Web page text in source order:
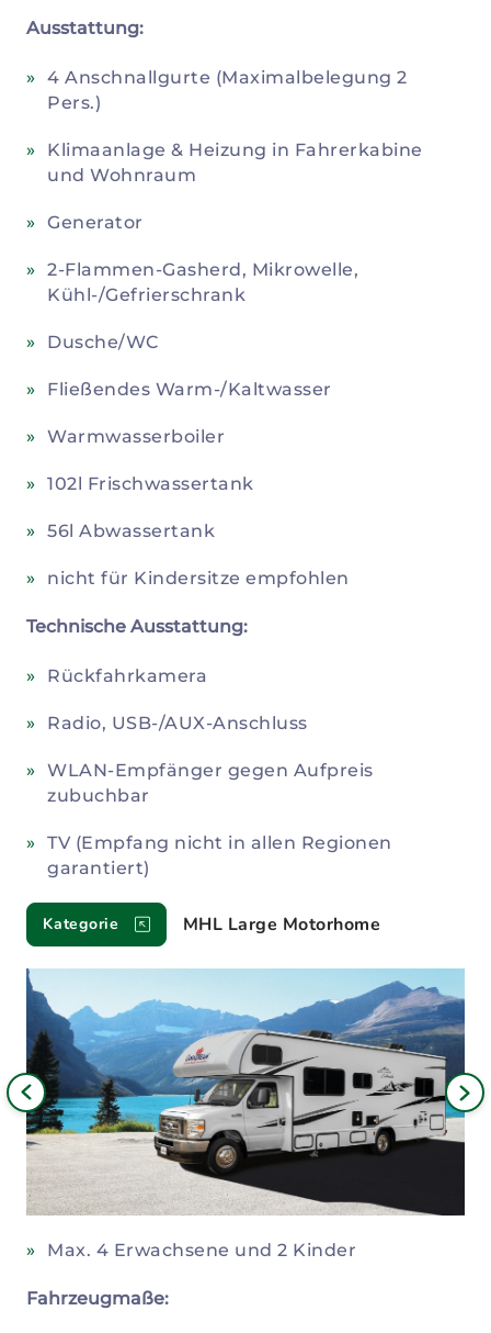
Ausstattung:
4 Anschnallgurte (Maximalbelegung 2
Pers.)
Klimaanlage & Heizung in Fahrerkabine
und Wohnraum
Generator
2-Flammen-Gasherd, Mikrowelle,
Kühl-/Gefrierschrank
Dusche/WC
Fließendes Warm-/Kaltwasser
Warmwasserboiler
102l Frischwassertank
56l Abwassertank
nicht für Kindersitze empfohlen
Technische Ausstattung:
Rückfahrkamera
Radio, USB-/AUX-Anschluss
WLAN-Empfänger gegen Aufpreis
zubuchbar
TV (Empfang nicht in allen Regionen
garantiert)
Kategorie MHL Large Motorhome
Max. 4 Erwachsene und 2 Kinder
Fahrzeugmaße: